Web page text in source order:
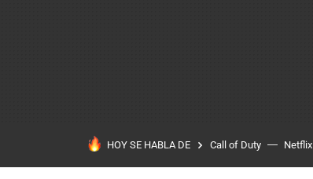
HOY SE HABLA DE Call of Duty Netflix